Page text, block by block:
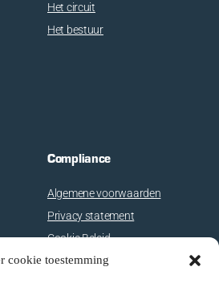
cookie toestemming
Het circuit
Het bestuur
Compliance
Algemene voorwaarden
Privacy statement
Cookie Beleid
Disclaimer